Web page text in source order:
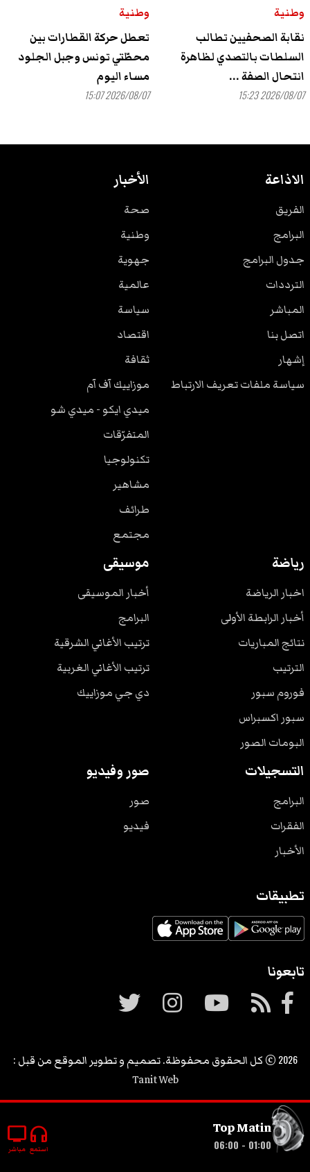
وطنية
نقابة الصحفيين تطالب
السلطات بالتصدي لظاهرة
انتحال الصفة ...
2026/08/07 15:23
وطنية
تعطل حركة القطارات بين
محطّتي تونس وجبل الجلود
مساء اليوم
2026/08/07 15:07
الاذاعة
الفريق
البرامج
جدول البرامج
الترددات
المباشر
اتصل بنا
إشهار
سياسة ملفات تعريف الارتباط
الأخبار
صحة
وطنية
جهوية
عالمية
سياسة
اقتصاد
ثقافة
موزاييك آف آم
ميدي ايكو - ميدي شو
المتفرّقات
تكنولوجيا
مشاهير
طرائف
مجتمع
رياضة
اخبار الرياضة
أخبار الرابطة الأولى
نتائج المباريات
الترتيب
فوروم سبور
سبور اكسبراس
البومات الصور
موسيقى
أخبار الموسيقى
البرامج
ترتيب الأغاني الشرقية
ترتيب الأغاني الغربية
دي جي موزاييك
التسجيلات
البرامج
الفقرات
الأخبار
صور وفيديو
صور
فيديو
تطبيقات
تابعونا
2026 © كل الحقوق محفوظة. تصميم و تطوير الموقع من قبل :
Tanit Web
Top Matin
01:00 - 06:00
headphones
استمع
tv
مباشر